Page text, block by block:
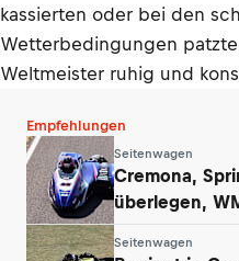
kassierten oder bei den
Wetterbedingungen
Weltmeister ruhig und
Empfehlungen
Seitenwagen
Cremona,
überlegen,
Seitenwagen